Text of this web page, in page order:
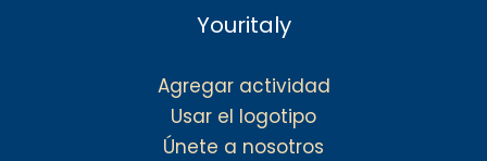
Youritaly
Agregar actividad
Usar el logotipo
Únete a nosotros